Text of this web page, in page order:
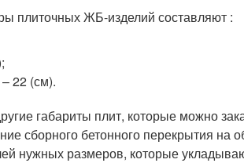
плиточных ЖБ-изделий составляют :
22 (см).
габариты плит, которые можно
сборного бетонного перекрытия на
нужных размеров, которые